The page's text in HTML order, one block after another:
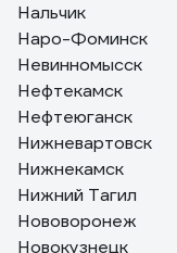
Нальчик
Наро-Фоминск
Невинномысск
Нефтекамск
Нефтеюганск
Нижневартовск
Нижнекамск
Нижний Тагил
Нововоронеж
Новокузнецк